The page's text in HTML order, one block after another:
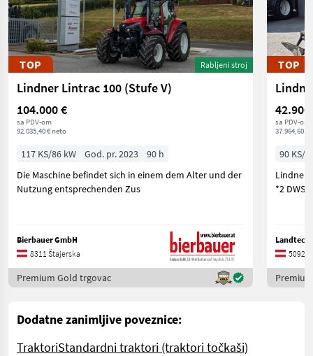
TOP Rabljeni stroj
Lindner Lintrac 100 (Stufe V)
104.000 €
sa PDV-om
92.035,40 € neto
117 KS/86 kW God. pr. 2023
90 h
Die Maschine befindet sich in einem dem Alter und der
Nutzung entsprechenden Zus
Bierbauer GmbH
8311 Štajerska
Premium Gold trgovac
TOP
42.900
sa PDV-om
37.964,60 €
90 KS/
Lindner
*2 DWS
5092
Dodatne zanimljive poveznice:
TraktoriStandardni traktori (traktori točkaši)